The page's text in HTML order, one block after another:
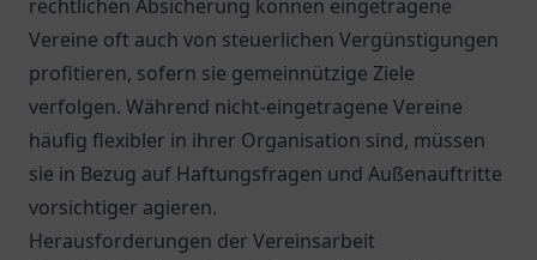
rechtlichen Absicherung können eingetragene
Vereine oft auch von steuerlichen Vergünstigungen
profitieren, sofern sie gemeinnützige Ziele
verfolgen. Während nicht-eingetragene Vereine
häufig flexibler in ihrer Organisation sind, müssen
sie in Bezug auf Haftungsfragen und Außenauftritte
vorsichtiger agieren.
Herausforderungen der Vereinsarbeit